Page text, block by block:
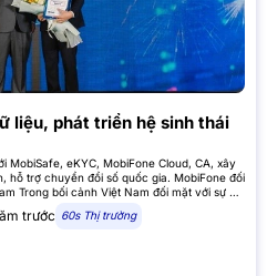
liệu, phát triển hệ sinh thái
MobiSafe, eKYC, MobiFone Cloud, CA, xây
hỗ trợ chuyển đổi số quốc gia. MobiFone đối
Trong bối cảnh Việt Nam đối mặt với sự gia
trước 60s Thị trường